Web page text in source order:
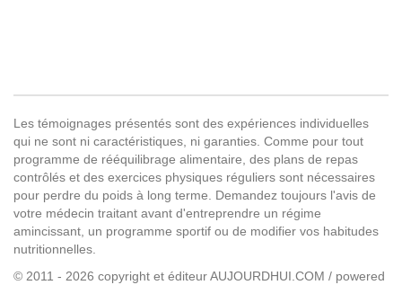
Les témoignages présentés sont des expériences individuelles
qui ne sont ni caractéristiques, ni garanties. Comme pour tout
programme de rééquilibrage alimentaire, des plans de repas
contrôlés et des exercices physiques réguliers sont nécessaires
pour perdre du poids à long terme. Demandez toujours l'avis de
votre médecin traitant avant d'entreprendre un régime
amincissant, un programme sportif ou de modifier vos habitudes
nutritionnelles.
© 2011 - 2026 copyright et éditeur AUJOURDHUI.COM / powered